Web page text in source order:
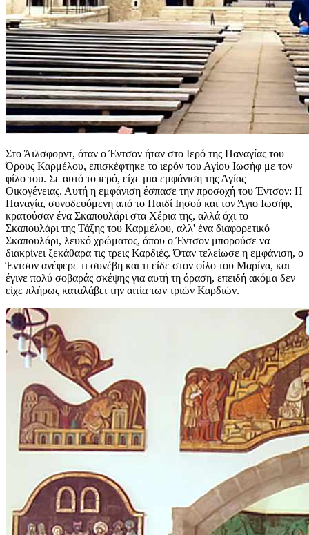
Στο Άιλσφορντ, όταν ο Έντσον ήταν στο Ιερό της Παναγίας του
Όρους Καρμέλου, επισκέφτηκε το ιερόν του Αγίου Ιωσήφ με τον
φίλο του. Σε αυτό το ιερό, είχε μια εμφάνιση της Αγίας
Οικογένειας. Αυτή η εμφάνιση έσπασε την προσοχή του Έντσον: Η
Παναγία, συνοδευόμενη από το Παιδί Ιησού και τον Άγιο Ιωσήφ,
κρατούσαν ένα Σκαπουλάρι στα Χέρια της, αλλά όχι το
Σκαπουλάρι της Τάξης του Καρμέλου, αλλ' ένα διαφορετικό
Σκαπουλάρι, λευκό χρώματος, όπου ο Έντσον μπορούσε να
διακρίνει ξεκάθαρα τις τρεις Καρδιές. Όταν τελείωσε η εμφάνιση, ο
Έντσον ανέφερε τι συνέβη και τι είδε στον φίλο του Μαρίνα, και
έγινε πολύ σοβαράς σκέψης για αυτή τη όραση, επειδή ακόμα δεν
είχε πλήρως καταλάβει την αιτία των τριών Καρδιών.